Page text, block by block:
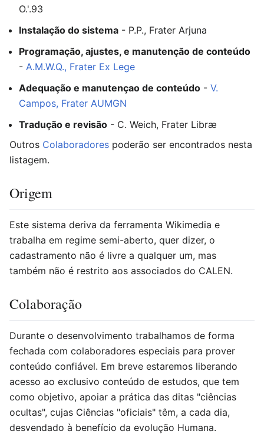
O.'.93
Instalação do sistema - P.P., Frater Arjuna
Programação, ajustes, e manutenção de conteúdo
- A.M.W.Q., Frater Ex Lege
Adequação e manutençao de conteúdo - V.
Campos, Frater AUMGN
Tradução e revisão - C. Weich, Frater Libræ
Outros Colaboradores poderão ser encontrados nesta
listagem.
Origem
Este sistema deriva da ferramenta Wikimedia e
trabalha em regime semi-aberto, quer dizer, o
cadastramento não é livre a qualquer um, mas
também não é restrito aos associados do CALEN.
Colaboração
Durante o desenvolvimento trabalhamos de forma
fechada com colaboradores especiais para prover
conteúdo confiável. Em breve estaremos liberando
acesso ao exclusivo conteúdo de estudos, que tem
como objetivo, apoiar a prática das ditas "ciências
ocultas", cujas Ciências "oficiais" têm, a cada dia,
desvendado à benefício da evolução Humana.